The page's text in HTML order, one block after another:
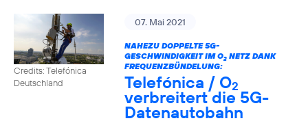
Credits: Telefónica
Deutschland
07. Mai 2021
NAHEZU DOPPELTE 5G-
GESCHWINDIGKEIT IM O2NETZ DANK
FREQUENZBÜNDELUNG:
Telefónica / O2
verbreitert die 5G-
Datenautobahn